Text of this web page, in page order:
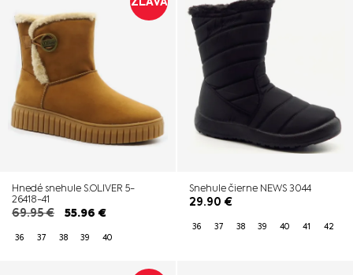
Hnedé snehule S.OLIVER 5-
26418-41
69.95€ 55.96 €
36 37 38 39 40
Snehule čierne NEWS 3044
29.90 €
36 37 38 39 40 41 42